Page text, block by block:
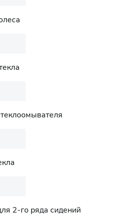
2-го ряда сидений